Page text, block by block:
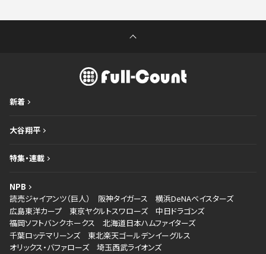
新着
大谷翔平
特集・連載
NPB
読売ジャイアンツ（巨人）
阪神タイガース
横浜DeNAベイスターズ
広島東洋カープ
東京ヤクルトスワローズ
中日ドラゴンズ
福岡ソフトバンクホークス
北海道日本ハムファイターズ
千葉ロッテマリーンズ
東北楽天ゴールデンイーグルス
オリックス・バファローズ
埼玉西武ライオンズ